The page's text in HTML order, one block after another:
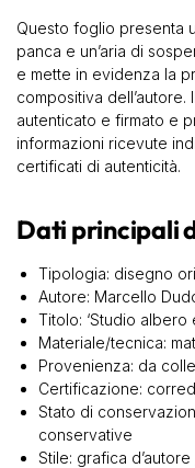
Questo foglio presenta
panca e un’aria di
e mette in evidenza la
compositiva
autenticato e firmato e
informazioni ricevute
certificati di autenticità.
Dati principali
Tipologia: disegno
Autore: Marcello
Titolo: ‘Studio albero
Materiale/tecnica:
Provenienza: da
Certificazione:
Stato di
conservative
Stile: grafica